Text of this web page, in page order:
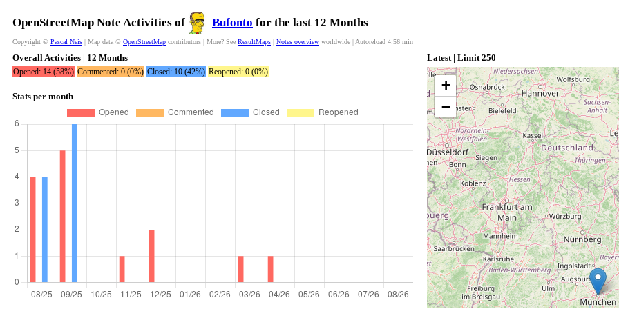
OpenStreetMap Note Activities of Bufonto for the last 12 Months
Copyright © Pascal Neis | Map data © OpenStreetMap contributors | More? See ResultMaps | Notes overview worldwide | Autoreload 4:56 min
Overall Activities | 12 Months
Opened: 14 (58%) Commented: 0 (0%) Closed: 10 (42%) Reopened: 0 (0%)
Stats per month
Latest | Limit 250
+
−